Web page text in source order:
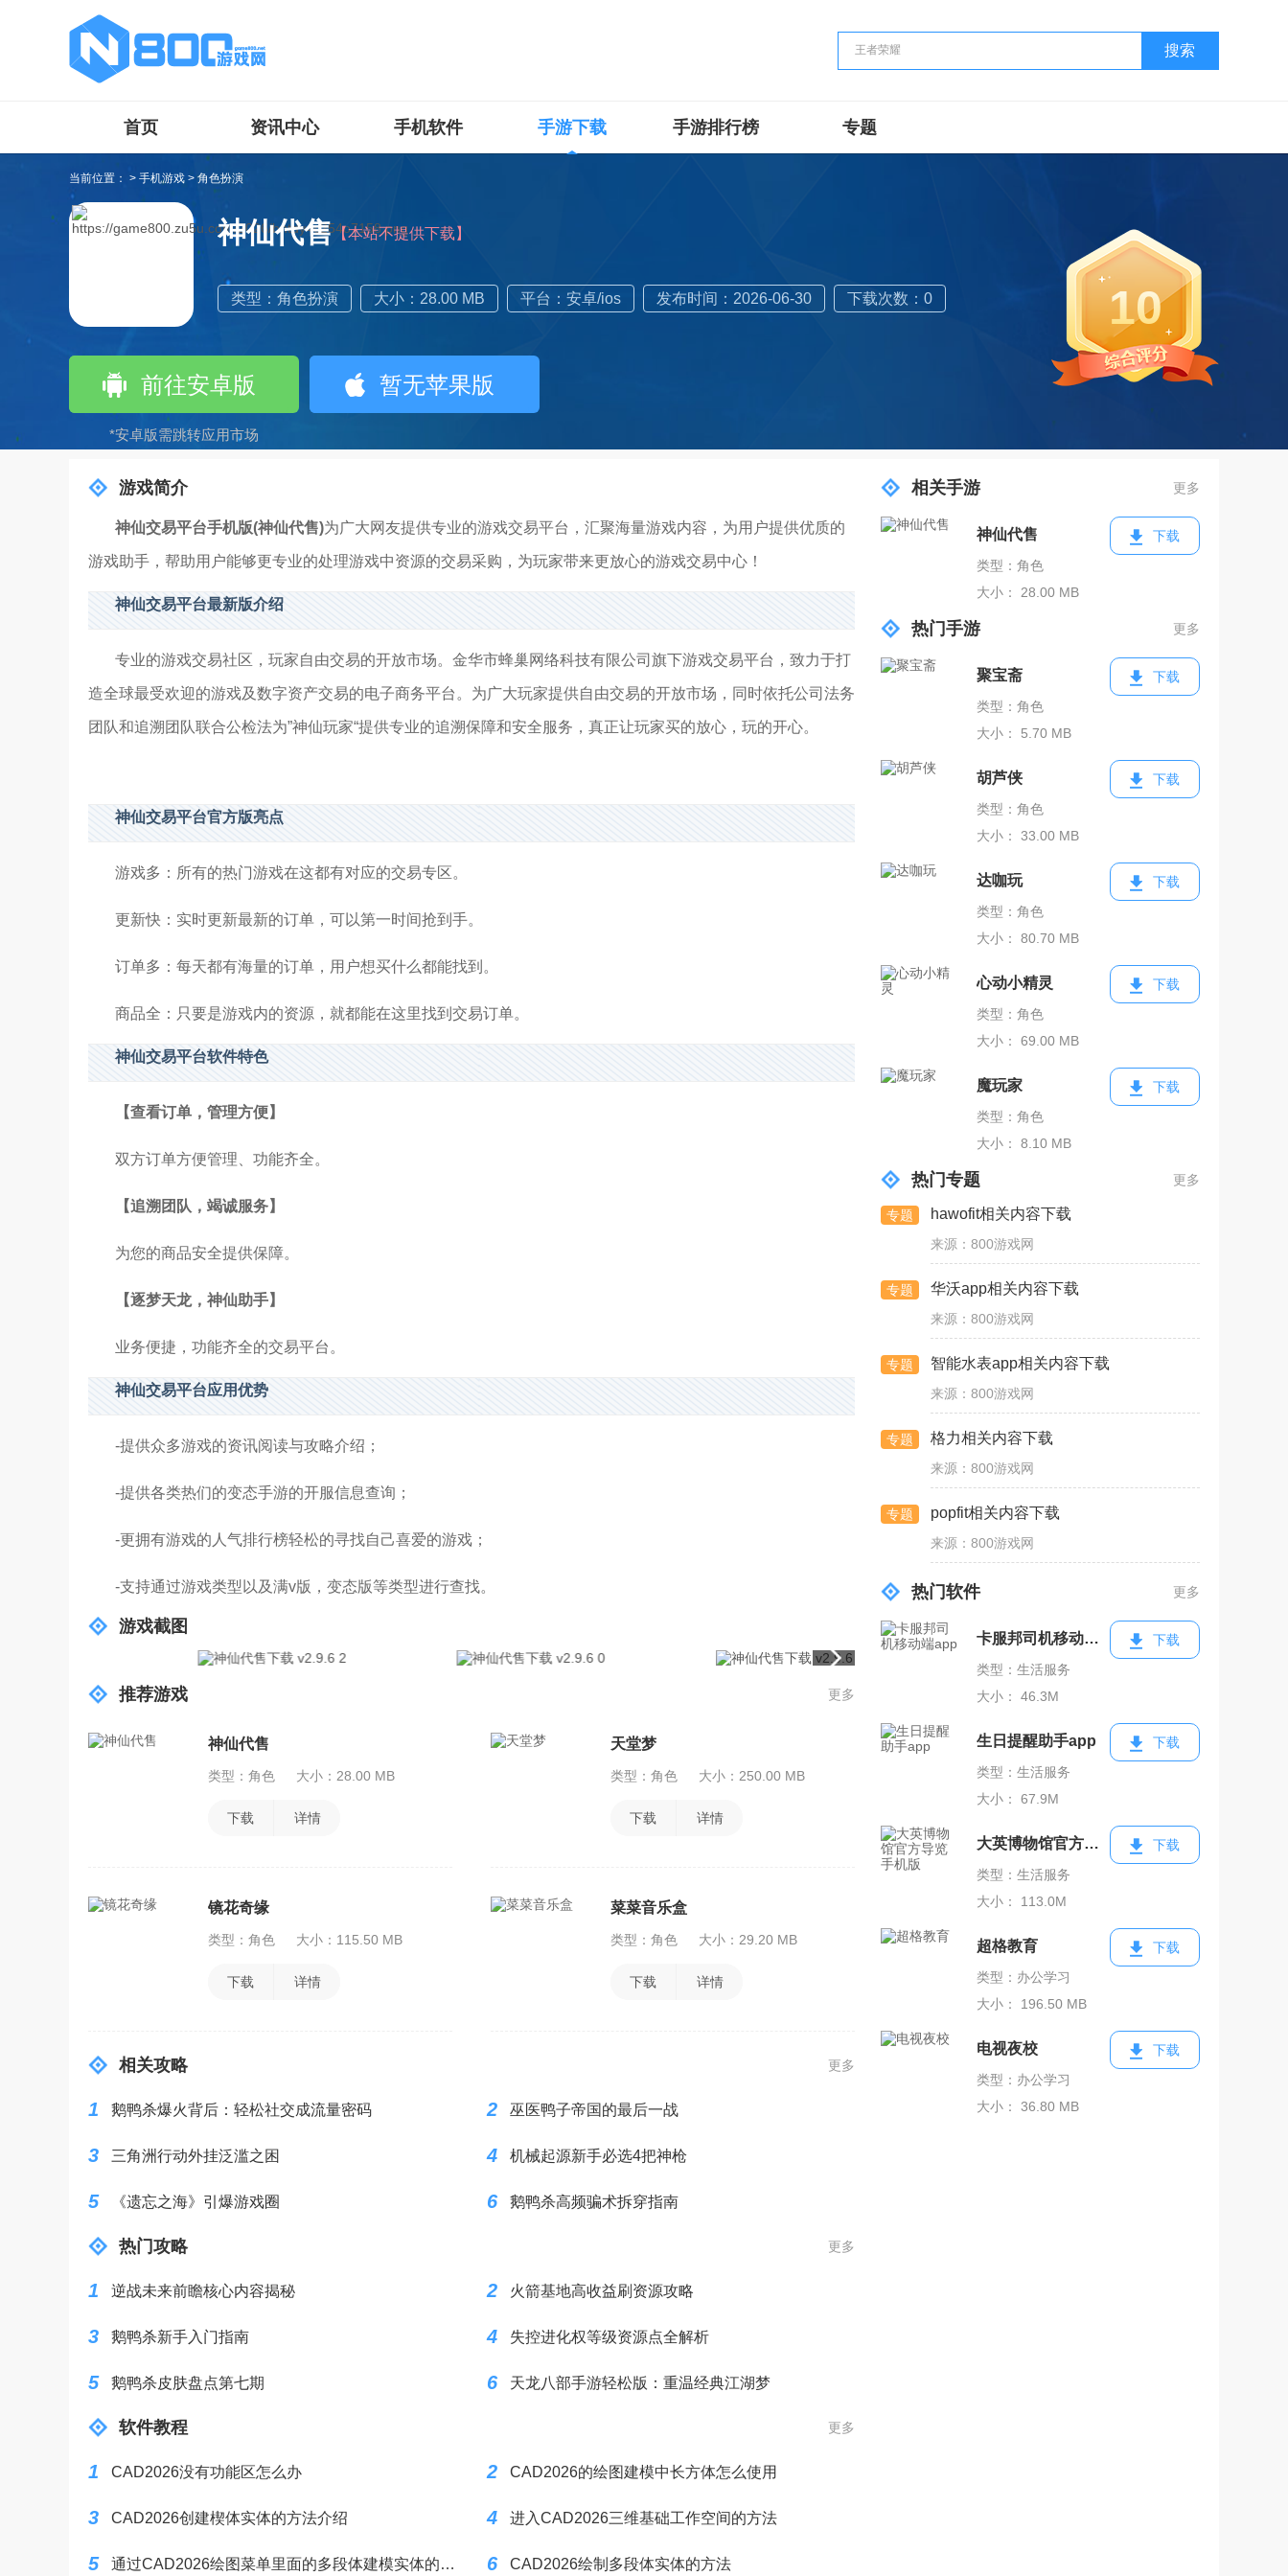
搜索
首页 资讯中心 手机软件 手游下载 手游排行榜 专题
当前位置： > 手机游戏 > 角色扮演
神仙代售【本站不提供下载】
类型：角色扮演 大小：28.00 MB 平台：安卓/ios 发布时间：2026-06-30 下载次数：0
前往安卓版
*安卓版需跳转应用市场
暂无苹果版
10
游戏简介
神仙交易平台手机版(神仙代售)为广大网友提供专业的游戏交易平台，汇聚海量游戏内容，为用户提供优质的
游戏助手，帮助用户能够更专业的处理游戏中资源的交易采购，为玩家带来更放心的游戏交易中心！
神仙交易平台最新版介绍
专业的游戏交易社区，玩家自由交易的开放市场。金华市蜂巢网络科技有限公司旗下游戏交易平台，致力于打
造全球最受欢迎的游戏及数字资产交易的电子商务平台。为广大玩家提供自由交易的开放市场，同时依托公司法务
团队和追溯团队联合公检法为”神仙玩家“提供专业的追溯保障和安全服务，真正让玩家买的放心，玩的开心。
神仙交易平台官方版亮点
游戏多：所有的热门游戏在这都有对应的交易专区。
更新快：实时更新最新的订单，可以第一时间抢到手。
订单多：每天都有海量的订单，用户想买什么都能找到。
商品全：只要是游戏内的资源，就都能在这里找到交易订单。
神仙交易平台软件特色
【查看订单，管理方便】
双方订单方便管理、功能齐全。
【追溯团队，竭诚服务】
为您的商品安全提供保障。
【逐梦天龙，神仙助手】
业务便捷，功能齐全的交易平台。
神仙交易平台应用优势
-提供众多游戏的资讯阅读与攻略介绍；
-提供各类热们的变态手游的开服信息查询；
-更拥有游戏的人气排行榜轻松的寻找自己喜爱的游戏；
-支持通过游戏类型以及满v版，变态版等类型进行查找。
游戏截图
推荐游戏 更多
神仙代售
类型：角色 大小：28.00 MB
下载 详情
天堂梦
类型：角色 大小：250.00 MB
下载 详情
镜花奇缘
类型：角色 大小：115.50 MB
下载 详情
菜菜音乐盒
类型：角色 大小：29.20 MB
下载 详情
相关攻略 更多
1 鹅鸭杀爆火背后：轻松社交成流量密码 2 巫医鸭子帝国的最后一战
3 三角洲行动外挂泛滥之困 4 机械起源新手必选4把神枪
5 《遗忘之海》引爆游戏圈 6 鹅鸭杀高频骗术拆穿指南
热门攻略 更多
1 逆战未来前瞻核心内容揭秘 2 火箭基地高收益刷资源攻略
3 鹅鸭杀新手入门指南 4 失控进化权等级资源点全解析
5 鹅鸭杀皮肤盘点第七期 6 天龙八部手游轻松版：重温经典江湖梦
软件教程 更多
1 CAD2026没有功能区怎么办 2 CAD2026的绘图建模中长方体怎么使用
3 CAD2026创建楔体实体的方法介绍 4 进入CAD2026三维基础工作空间的方法
5 通过CAD2026绘图菜单里面的多段体建模实体的方法 6 CAD2026绘制多段体实体的方法
相关手游 更多
神仙代售
类型：角色
大小： 28.00 MB
下载
热门手游 更多
聚宝斋
类型：角色
大小： 5.70 MB
下载
胡芦侠
类型：角色
大小： 33.00 MB
下载
达咖玩
类型：角色
大小： 80.70 MB
下载
心动小精灵
类型：角色
大小： 69.00 MB
下载
魔玩家
类型：角色
大小： 8.10 MB
下载
热门专题 更多
专题 hawofit相关内容下载
来源：800游戏网
专题 华沃app相关内容下载
来源：800游戏网
专题 智能水表app相关内容下载
来源：800游戏网
专题 格力相关内容下载
来源：800游戏网
专题 popfit相关内容下载
来源：800游戏网
热门软件 更多
卡服邦司机移动端app
类型：生活服务
大小： 46.3M
下载
生日提醒助手app
类型：生活服务
大小： 67.9M
下载
大英博物馆官方导览手机版
类型：生活服务
大小： 113.0M
下载
超格教育
类型：办公学习
大小： 196.50 MB
下载
电视夜校
类型：办公学习
大小： 36.80 MB
下载